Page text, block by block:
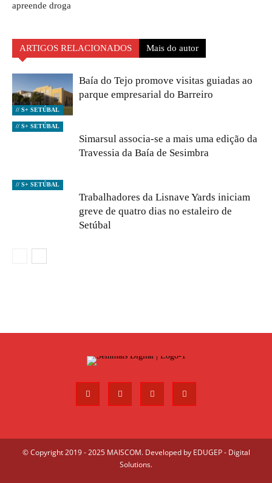
apreende droga
ARTIGOS RELACIONADOS Mais do autor
// S+ SETÚBAL
Baía do Tejo promove visitas guiadas ao
parque empresarial do Barreiro
// S+ SETÚBAL
Simarsul associa-se a mais uma edição da
Travessia da Baía de Sesimbra
// S+ SETÚBAL
Trabalhadores da Lisnave Yards iniciam
greve de quatro dias no estaleiro de
Setúbal
© Copyright 2019 - 2025 MAISCOM. Developed by EDUGEP - Digital
Solutions.